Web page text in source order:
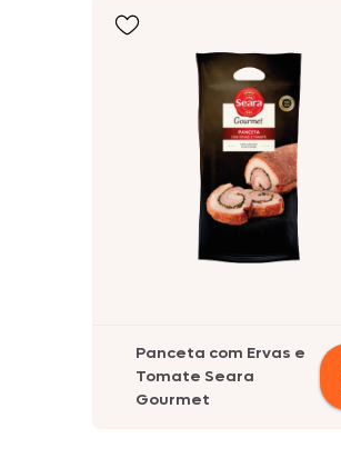
Panceta com Ervas e
Tomate Seara
Gourmet